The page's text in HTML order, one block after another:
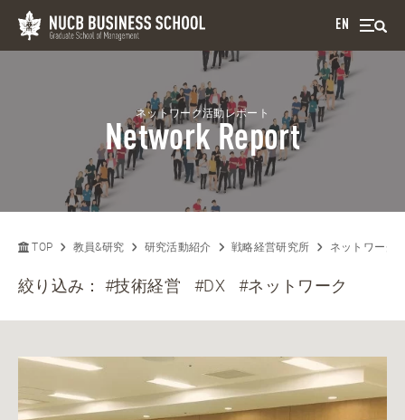
EN
ネットワーク活動レポート
Network Report
TOP 教員&研究 研究活動紹介 戦略経営研究所 ネットワーク
絞り込み：#技術経営 #DX #ネットワーク